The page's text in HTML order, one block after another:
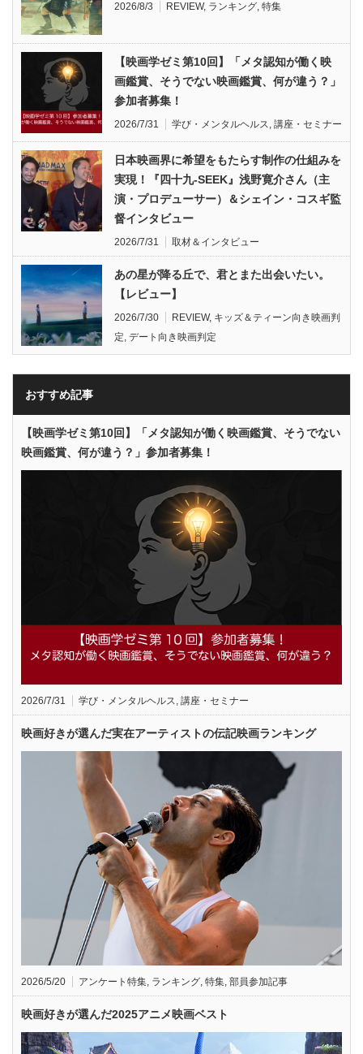
2026/8/3 REVIEW, ランキング, 特集
【映画学ゼミ第10回】「メタ認知が働く映
画鑑賞、そうでない映画鑑賞、何が違う？」
参加者募集！
2026/7/31 学び・メンタルヘルス, 講座・セミナー
日本映画界に希望をもたらす制作の仕組みを
実現！『四十九-SEEK』浅野寛介さん（主
演・プロデューサー）＆シェイン・コスギ監
督インタビュー
2026/7/31 取材＆インタビュー
あの星が降る丘で、君とまた出会いたい。
【レビュー】
2026/7/30 REVIEW, キッズ＆ティーン向き映画判
定, デート向き映画判定
おすすめ記事
【映画学ゼミ第10回】「メタ認知が働く映画鑑賞、そうでない
映画鑑賞、何が違う？」参加者募集！
2026/7/31 学び・メンタルヘルス, 講座・セミナー
映画好きが選んだ実在アーティストの伝記映画ランキング
2026/5/20 アンケート特集, ランキング, 特集, 部員参加記事
映画好きが選んだ2025アニメ映画ベスト